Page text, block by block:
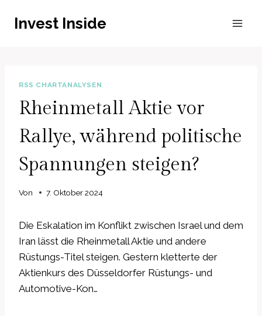
InhaltInvest Inside
RSS CHARTANALYSEN
Rheinmetall Aktie vor
Rallye, während politische
Spannungen steigen?
Von 7. Oktober 2024
Die Eskalation im Konflikt zwischen Israel und dem
Iran lässt die Rheinmetall Aktie und andere
Rüstungs-Titel steigen. Gestern kletterte der
Aktienkurs des Düsseldorfer Rüstungs- und
Automotive-Kon…